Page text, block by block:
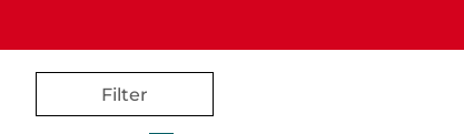
Filter